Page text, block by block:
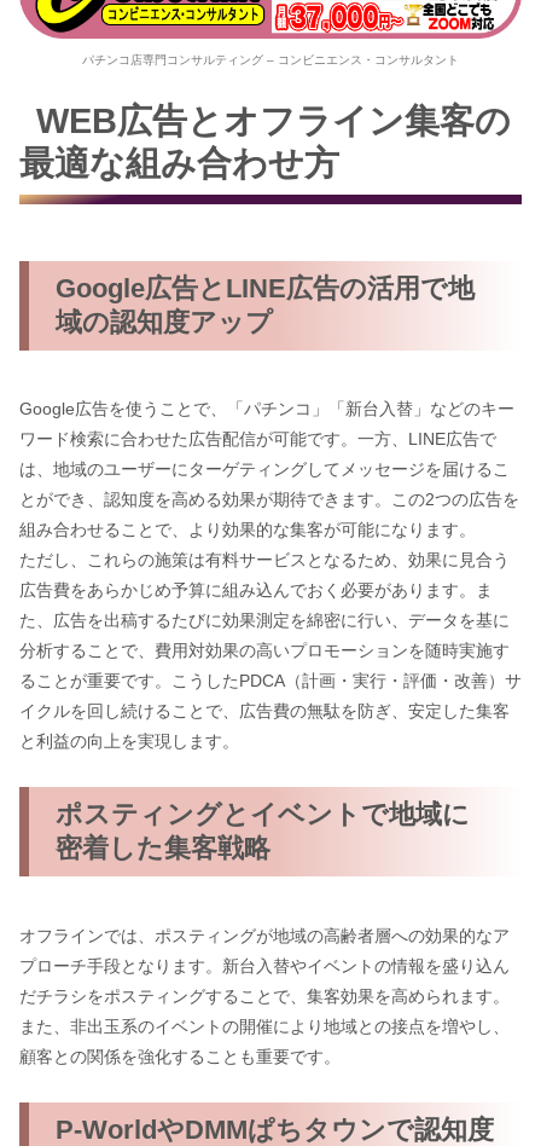
パチンコ店専門コンサルティング – コンビニエンス・コンサルタント
WEB広告とオフライン集客の
最適な組み合わせ方
Google広告とLINE広告の活用で地
域の認知度アップ
Google広告を使うことで、「パチンコ」「新台入替」などのキー
ワード検索に合わせた広告配信が可能です。一方、LINE広告で
は、地域のユーザーにターゲティングしてメッセージを届けるこ
とができ、認知度を高める効果が期待できます。この2つの広告を
組み合わせることで、より効果的な集客が可能になります。
ただし、これらの施策は有料サービスとなるため、効果に見合う
広告費をあらかじめ予算に組み込んでおく必要があります。ま
た、広告を出稿するたびに効果測定を綿密に行い、データを基に
分析することで、費用対効果の高いプロモーションを随時実施す
ることが重要です。こうしたPDCA（計画・実行・評価・改善）サ
イクルを回し続けることで、広告費の無駄を防ぎ、安定した集客
と利益の向上を実現します。
ポスティングとイベントで地域に
密着した集客戦略
オフラインでは、ポスティングが地域の高齢者層への効果的なア
プローチ手段となります。新台入替やイベントの情報を盛り込ん
だチラシをポスティングすることで、集客効果を高められます。
また、非出玉系のイベントの開催により地域との接点を増やし、
顧客との関係を強化することも重要です。
P-WorldやDMMぱちタウンで認知度